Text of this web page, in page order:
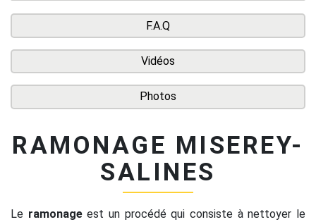
F.A.Q
Vidéos
Photos
RAMONAGE MISEREY-
SALINES
Le ramonageest un procédé qui consiste à nettoyer le